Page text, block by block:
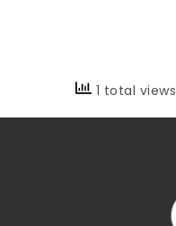
1 total views